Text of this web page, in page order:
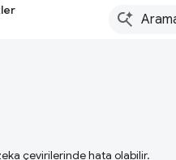
çevirilerinde hata olabilir.